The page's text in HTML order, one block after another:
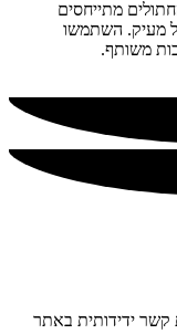
מתייחסים
מעיק. השתמשו
משותף.